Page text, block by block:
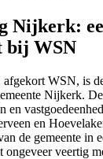
Nijkerk:
bij WSN
WSN, is
Nijkerk.
en
en
de gemeente in
veertig